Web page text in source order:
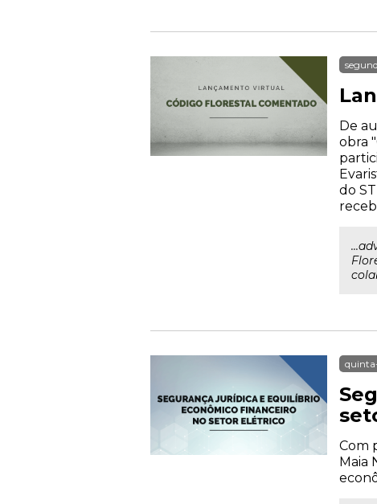
De
obra
do
Com
Maia